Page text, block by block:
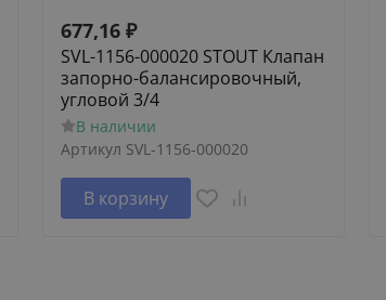
677,16 ₽
SVL-1156-000020 STOUT Клапан
запорно-балансировочный,
угловой 3/4
В наличии
Артикул SVL-1156-000020
В корзину